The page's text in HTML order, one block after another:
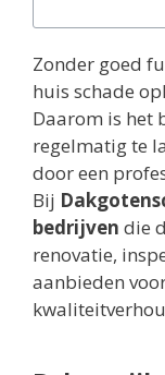
Zonder goed
huis schade
Daarom is het
regelmatig te
door een
Bij
bedrijven die
renovatie,
aanbieden